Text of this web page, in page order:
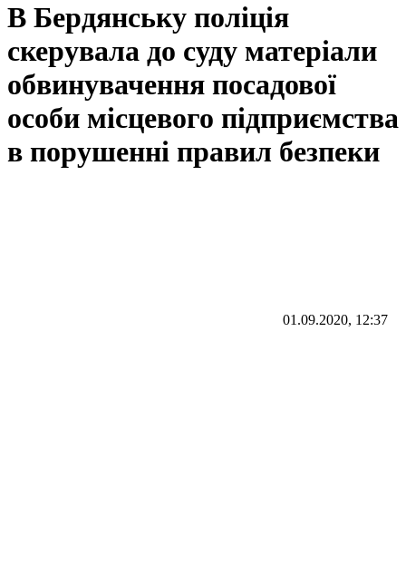
В Бердянську поліція
скерувала до суду матеріали
обвинувачення посадової
особи місцевого підприємства
в порушенні правил безпеки
01.09.2020, 12:37